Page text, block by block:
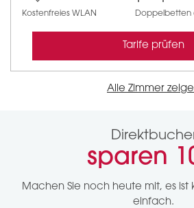
Kostenfreies WLAN Doppelbetten
Tarife prüfen
Alle Zimmer
sparen
Machen Sie noch heute mit, es ist
einfach.